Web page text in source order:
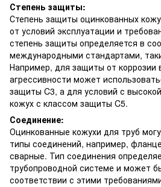
Степень защиты:
Степень защиты оцинкованных
от условий эксплуатации и
степень защиты определяется в
международными стандартами,
Например, для защиты от коррозии
агрессивности может
защиты C3, а для условий с
кожух с классом защиты C5.
Соединение:
Оцинкованные кожухи для труб
типы соединений, например,
сварные. Тип соединения
трубопроводной системе и может
соответствии с этими